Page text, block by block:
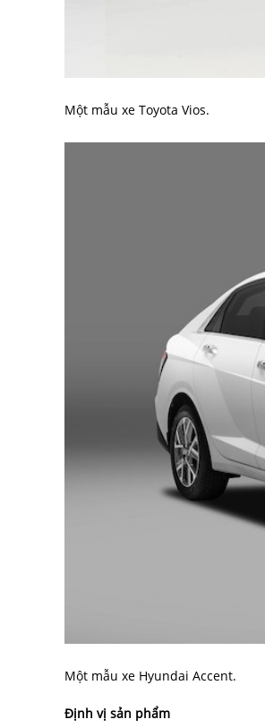
Một mẫu xe Toyota Vios.
Một mẫu xe Hyundai Accent.
Định vị sản phẩm